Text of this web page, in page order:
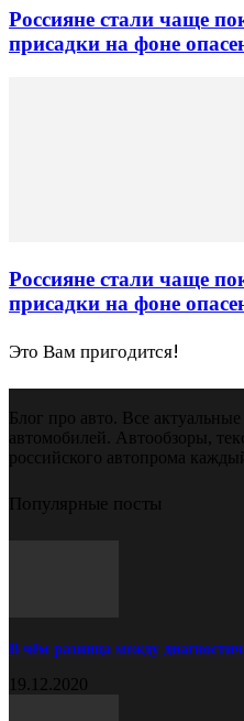
Россияне стали чаще
присадки на фоне
Россияне стали чаще
присадки на фоне
Это Вам пригодится!
Блог про авто. Все
автомобилей. Автообзоры,
российского автопрома
Популярные посты
В чём разница между
19.12.2020